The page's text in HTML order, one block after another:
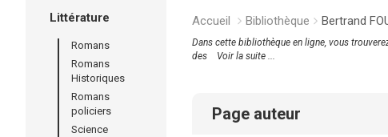
Littérature
Romans
Romans
Historiques
Romans
policiers
Science
Accueil Bibliothèque Bertrand
Dans cette bibliothèque en ligne, vous
des
Voir la suite ...
page auteur